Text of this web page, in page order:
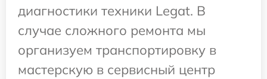
диагностики техники Legat. В
случае сложного ремонта мы
организуем транспортировку в
мастерскую в сервисный центр